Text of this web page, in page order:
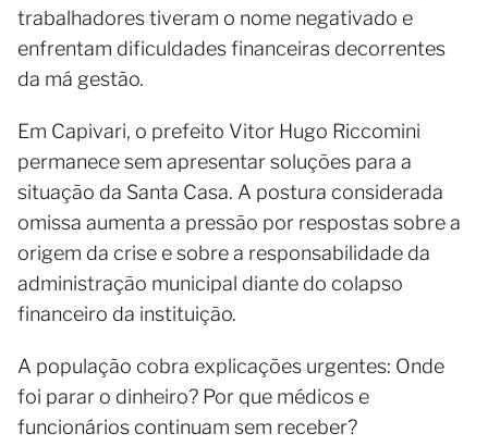
trabalhadores tiveram o nome negativado e
enfrentam dificuldades financeiras decorrentes
da má gestão.
Em Capivari, o prefeito Vitor Hugo Riccomini
permanece sem apresentar soluções para a
situação da Santa Casa. A postura considerada
omissa aumenta a pressão por respostas sobre a
origem da crise e sobre a responsabilidade da
administração municipal diante do colapso
financeiro da instituição.
A população cobra explicações urgentes: Onde
foi parar o dinheiro? Por que médicos e
funcionários continuam sem receber?